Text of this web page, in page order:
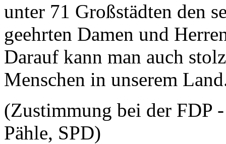
unter 71 Großstädten den
geehrten Damen und
Darauf kann man auch
Menschen in unserem
(Zustimmung bei der FDP
Pähle, SPD)